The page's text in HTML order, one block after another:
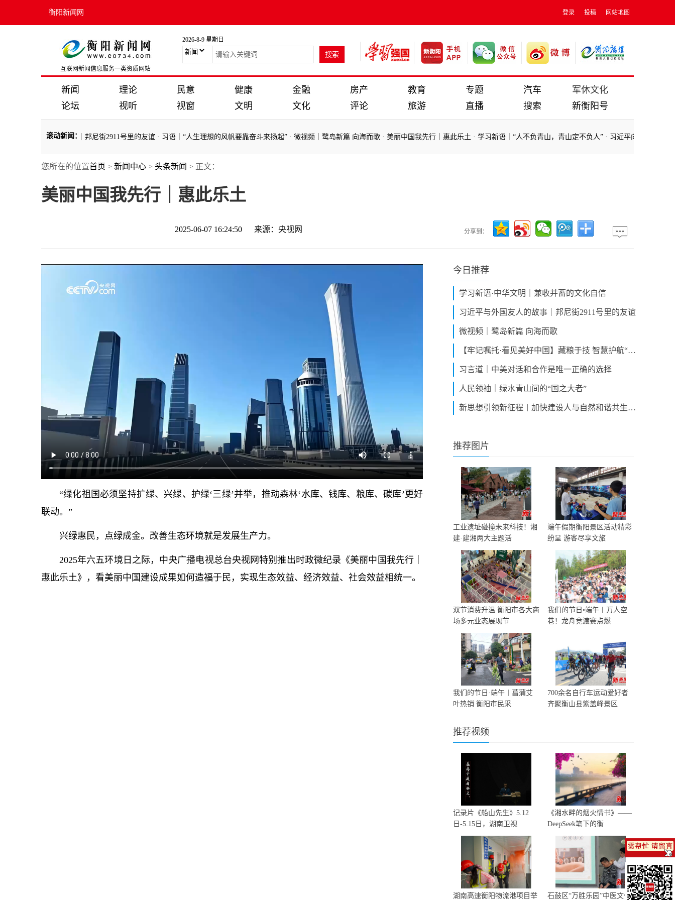
衡阳新闻网 登录 投稿 网站地图
互联网新闻信息服务一类资质网站
2026-8-9 星期日
新闻 理论 民意 健康 金融 房产 教育 专题 汽车
军休文化
论坛
视听 视窗 文明 文化 评论 旅游 直播 搜索 新衡阳号
滚动新闻 ：
平与外国友人的故事｜邦尼街2911号里的友谊·习语｜“人生理想的风帆要靠奋斗来扬起”·微视频｜鹭岛新篇 向海而歌·美丽中国我先行｜惠此乐土·学习新语｜“人不负青山，青山定不负人”·习近平向波兰当选总统
平与外国友人的故事｜邦尼街2911号里的友谊· 习语｜“人生理想的风帆要靠奋斗来扬起”
您所在的位置首页 > 新闻中心 > 头条新闻 > 正文：
美丽中国我先行｜惠此乐土
2025-06-07 16:24:50 来源： 央视网 分享到：
“绿化祖国必须坚持扩绿、兴绿、护绿‘三绿’并举，推动森林‘水库、钱库、粮库、碳库’更好
联动。”
兴绿惠民，点绿成金。改善生态环境就是发展生产力。
2025年六五环境日之际，中央广播电视总台央视网特别推出时政微纪录《美丽中国我先行｜
惠此乐土》，看美丽中国建设成果如何造福于民，实现生态效益、经济效益、社会效益相统一。
今日推荐
学习新语·中华文明｜兼收并蓄的文化自信
习近平与外国友人的故事｜邦尼街2911号里的友谊
微视频｜鹭岛新篇 向海而歌
【牢记嘱托·看见美好中国】藏粮于技 智慧护航“天府粮仓”
习言道｜中美对话和合作是唯一正确的选择
人民领袖｜绿水青山间的“国之大者”
新思想引领新征程丨加快建设人与自然和谐共生的美丽中国
推荐图片
工业遗址碰撞未来科技！湘
建·建湘两大主题活
端午假期衡阳景区活动精彩
纷呈 游客尽享文旅
双节消费升温 衡阳市各大商
场多元业态展现节
我们的节日•端午丨万人空
巷！龙舟竞渡赛点燃
我们的节日·端午丨菖蒲艾
叶热销 衡阳市民采
700余名自行车运动爱好者
齐聚衡山县紫盖峰景区
推荐视频
记录片《船山先生》5.12
日-5.15日，湖南卫视
《湘水畔的烟火情书》——
DeepSeek笔下的衡
湖南高速衡阳物流港项目举 石鼓区“万胜乐园”中医文化